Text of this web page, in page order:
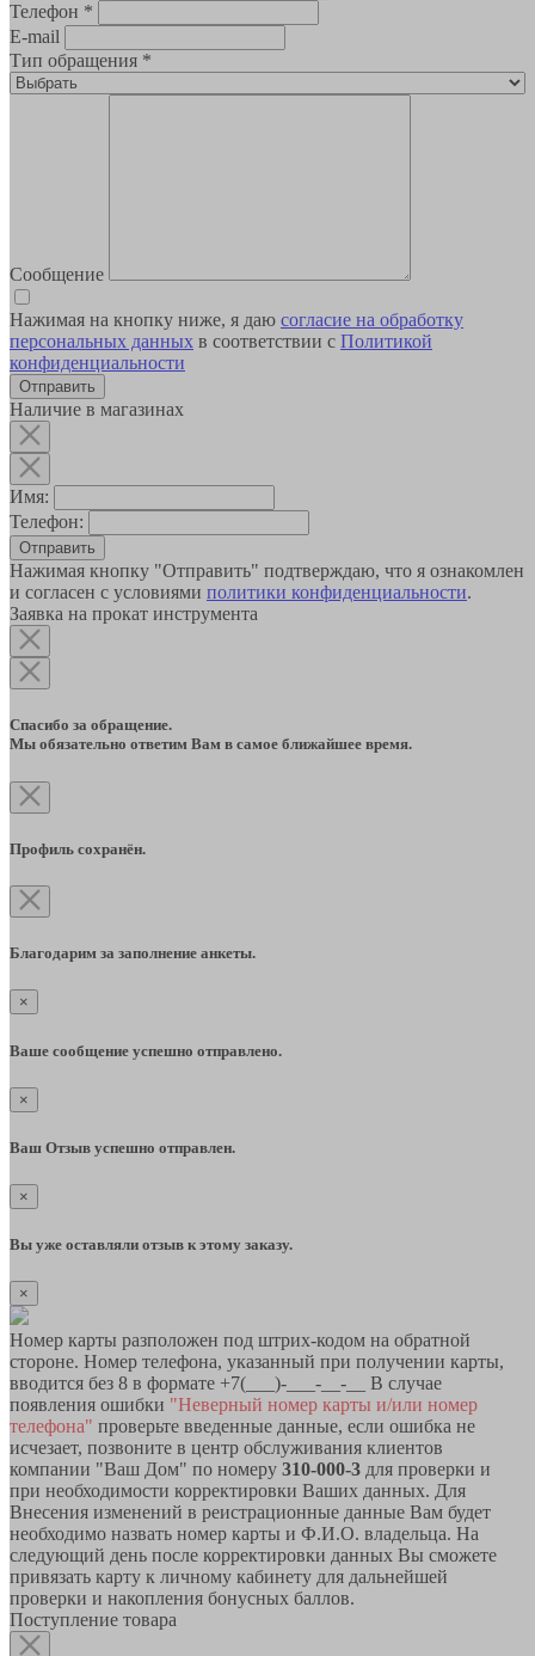
Телефон *
E-mail
Тип обращения *
Сообщение
Нажимая на кнопку ниже, я даю согласие на обработку
персональных данных в соответствии с Политикой
конфиденциальности
Наличие в магазинах
Имя:
Телефон:
Отправить
Нажимая кнопку "Отправить" подтверждаю, что я ознакомлен
и согласен с условиями политики конфиденциальности.
Заявка на прокат инструмента
Спасибо за обращение.
Мы обязательно ответим Вам в самое ближайшее время.
Профиль сохранён.
Благодарим за заполнение анкеты.
×
Ваше сообщение успешно отправлено.
×
Ваш Отзыв успешно отправлен.
×
Вы уже оставляли отзыв к этому заказу.
×
Номер карты разположен под штрих-кодом на обратной
стороне. Номер телефона, указанный при получении карты,
вводится без 8 в формате +7(___)-___-__-__ В случае
появления ошибки "Неверный номер карты и/или номер
телефона" проверьте введенные данные, если ошибка не
исчезает, позвоните в центр обслуживания клиентов
компании "Ваш Дом" по номеру 310-000-3 для проверки и
при необходимости корректировки Ваших данных. Для
Внесения изменений в реистрационные данные Вам будет
необходимо назвать номер карты и Ф.И.О. владельца. На
следующий день после корректировки данных Вы сможете
привязать карту к личному кабинету для дальнейшей
проверки и накопления бонусных баллов.
Поступление товара